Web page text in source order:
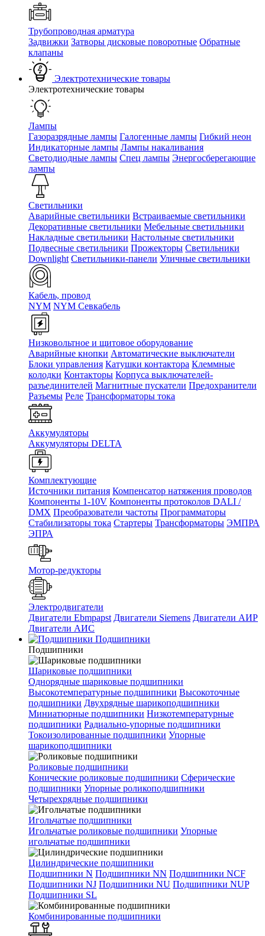
Трубопроводная арматура
Задвижки Затворы дисковые поворотные Обратные
клапаны
Электротехнические товары
Электротехнические товары
Лампы
Газоразрядные лампы Галогенные лампы Гибкий неон
Индикаторные лампы Лампы накаливания
Светодиодные лампы Спец лампы Энергосберегающие
лампы
Светильники
Аварийные светильники Встраиваемые светильники
Декоративные светильники Мебельные светильники
Накладные светильники Настольные светильники
Подвесные светильники Прожекторы Светильники
Downlight Светильники-панели Уличные светильники
Кабель, провод
NYM NYM Севкабель
Низковольтное и щитовое оборудование
Аварийные кнопки Автоматические выключатели
Блоки управления Катушки контактора Клеммные
колодки Контакторы Корпуса выключателей-
разъединителей Магнитные пускатели Предохранители
Разъемы Реле Трансформаторы тока
Аккумуляторы
Аккумуляторы DELTA
Комплектующие
Источники питания Компенсатор натяжения проводов
Компоненты 1-10V Компоненты протоколов DALI /
DMX Преобразователи частоты Программаторы
Стабилизаторы тока Стартеры Трансформаторы ЭМПРА
ЭПРА
Мотор-редукторы
Электродвигатели
Двигатели Ebmpapst Двигатели Siemens Двигатели АИР
Двигатели АИС
Подшипники
Подшипники
Шариковые подшипники
Однорядные шариковые подшипники
Высокотемпературные подшипники Высокоточные
подшипники Двухрядные шарикоподшипники
Миниатюрные подшипники Низкотемпературные
подшипники Радиально-упорные подшипники
Токоизолированные подшипники Упорные
шарикоподшипники
Роликовые подшипники
Конические роликовые подшипники Сферические
подшипники Упорные роликоподшипники
Четырехрядные подшипники
Игольчатые подшипники
Игольчатые роликовые подшипники Упорные
игольчатые подшипники
Цилиндрические подшипники
Подшипники N Подшипники NN Подшипники NCF
Подшипники NJ Подшипники NU Подшипники NUP
Подшипники SL
Комбинированные подшипники